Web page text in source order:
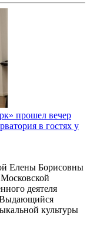
прошел вечер
в гостях у
Елены Борисовны
деятеля
Выдающийся
культуры